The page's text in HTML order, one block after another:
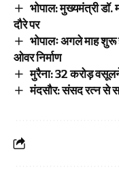
भोपाल: मुख्यमंत्री
दौरे पर
भोपालः अगले माह शुरू
ओवर निर्माण
मुरैना: 32 करोड़
मंदसौर: संसद रत्न से